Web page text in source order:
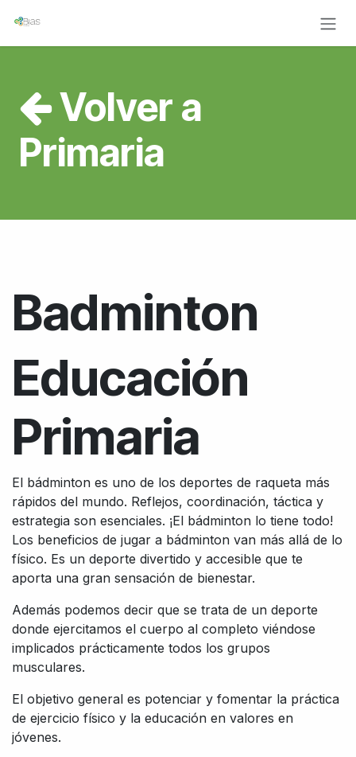
Volver a
Primaria
Badminton
Educación
Primaria
El bádminton es uno de los deportes de raqueta más
rápidos del mundo. Reflejos, coordinación, táctica y
estrategia son esenciales. ¡El bádminton lo tiene todo!
Los beneficios de jugar a bádminton van más allá de lo
físico. Es un deporte divertido y accesible que te
aporta una gran sensación de bienestar.
Además podemos decir que se trata de un deporte
donde ejercitamos el cuerpo al completo viéndose
implicados prácticamente todos los grupos
musculares.
El objetivo general es potenciar y fomentar la práctica
de ejercicio físico y la educación en valores en
jóvenes.